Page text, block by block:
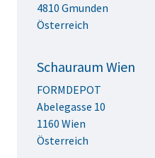
4810 Gmunden
Österreich
Schauraum Wien
FORMDEPOT
Abelegasse 10
1160 Wien
Österreich